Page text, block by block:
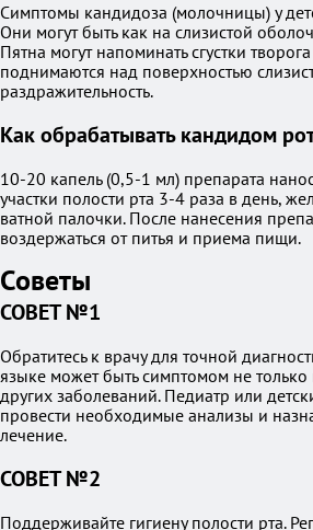
Симптомы кандидоза (молочницы) у
Они могут быть как на слизистой
Пятна могут напоминать сгустки
поднимаются над поверхностью
раздражительность.
Как обрабатывать кандидом
10-20 капель (0,5-1 мл) препарата
участки полости рта 3-4 раза в день,
ватной палочки. После нанесения
воздержаться от питья и приема пищи.
Советы
СОВЕТ №1
Обратитесь к врачу для точной
языке может быть симптомом не
других заболеваний. Педиатр или
провести необходимые анализы и
лечение.
СОВЕТ №2
Поддерживайте гигиену полости рта.